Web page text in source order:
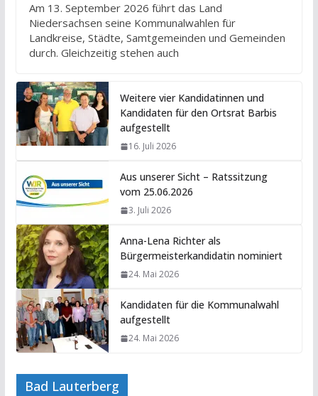
Am 13. September 2026 führt das Land
Niedersachsen seine Kommunalwahlen für
Landkreise, Städte, Samtgemeinden und Gemeinden
durch. Gleichzeitig stehen auch
Weitere vier Kandidatinnen und
Kandidaten für den Ortsrat Barbis
aufgestellt
16. Juli 2026
Aus unserer Sicht – Ratssitzung
vom 25.06.2026
3. Juli 2026
Anna-Lena Richter als
Bürgermeisterkandidatin nominiert
24. Mai 2026
Kandidaten für die Kommunalwahl
aufgestellt
24. Mai 2026
Bad Lauterberg